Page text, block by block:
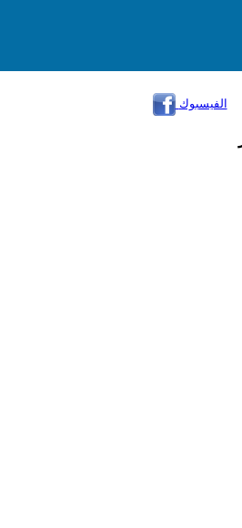
الفيسبوك